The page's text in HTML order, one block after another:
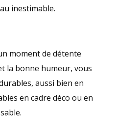
inestimable.
moment de détente
la bonne humeur, vous
aussi bien en
en cadre déco ou en